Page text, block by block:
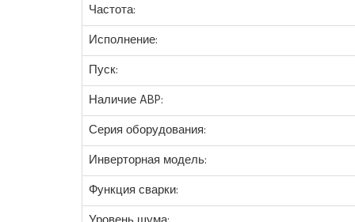
Частота:
Исполнение:
Пуск:
Наличие ABP:
Серия оборудования:
Инверторная модель:
Функция сварки: